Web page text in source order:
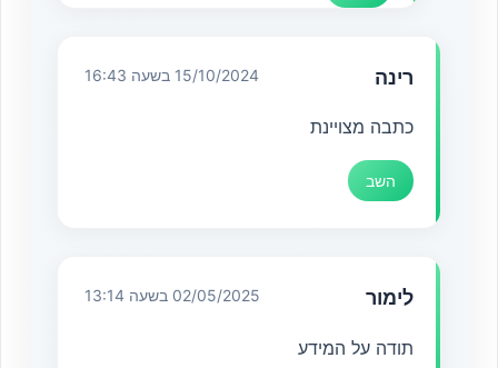
רינה 15/10/2024 בשעה 16:43
כתבה מצויינת
השב
לימור 02/05/2025 בשעה 13:14
תודה על המידע